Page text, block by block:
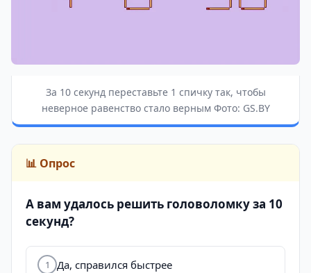
За 10 секунд переставьте 1 спичку так, чтобы
неверное равенство стало верным Фото: GS.BY
📊 Опрос
А вам удалось решить головоломку за 10
секунд?
1 Да, справился быстрее